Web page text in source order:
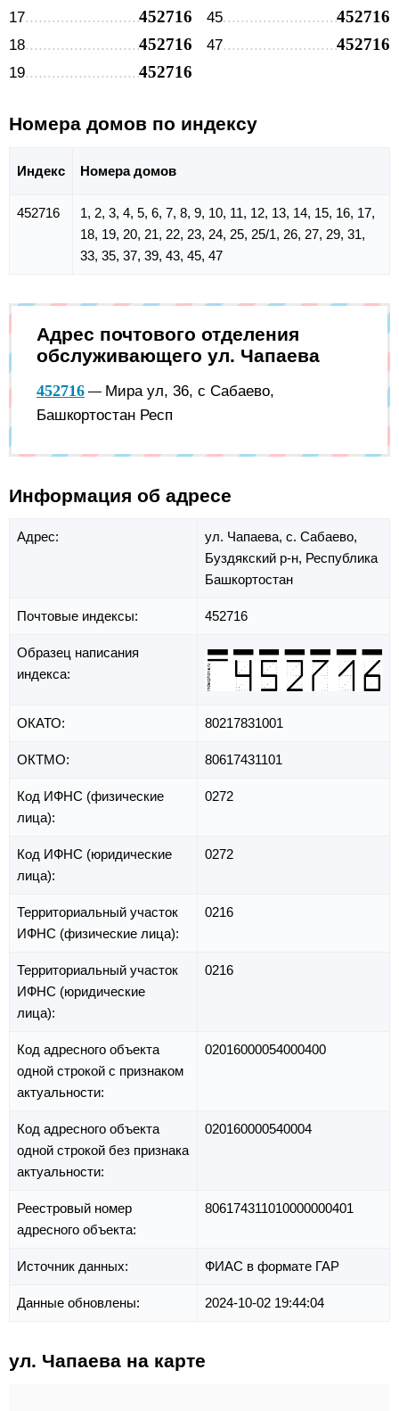
17 452716
18 452716
19 452716
45 452716
47 452716
Номера домов по индексу
Индекс Номера домов
452716
1, 2, 3, 4, 5, 6, 7, 8, 9, 10, 11, 12, 13, 14, 15, 16, 17,
18, 19, 20, 21, 22, 23, 24, 25, 25/1, 26, 27, 29, 31,
33, 35, 37, 39, 43, 45, 47
Адрес почтового отделения
обслуживающего ул. Чапаева
452716 — Мира ул, 36, с Сабаево,
Башкортостан Респ
Информация об адресе
Адрес: ул. Чапаева, с. Сабаево,
Буздякский р-н, Республика
Башкортостан
Почтовые индексы: 452716
Образец написания
индекса:
ОКАТО: 80217831001
ОКТМО: 80617431101
Код ИФНС (физические
лица):
0272
Код ИФНС (юридические
лица):
0272
Территориальный участок
ИФНС (физические лица):
0216
Территориальный участок
ИФНС (юридические
лица):
0216
Код адресного объекта
одной строкой с признаком
актуальности:
02016000054000400
Код адресного объекта
одной строкой без признака
актуальности:
020160000540004
Реестровый номер
адресного объекта:
806174311010000000401
Источник данных: ФИАС в формате ГАР
Данные обновлены: 2024-10-02 19:44:04
ул. Чапаева на карте